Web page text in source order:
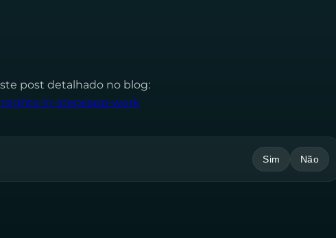
post detalhado no blog:
in-stepsapp-work
Sim Não